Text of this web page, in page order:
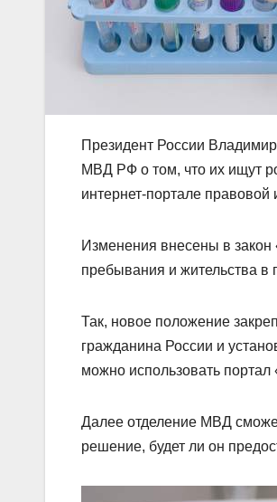
Президент России
МВД РФ о том, что их ищут
интернет-портале
Изменения внесены в
пребывания и жительства в
Так, новое положение
гражданина России и
можно использовать
Далее отделение МВД
решение, будет ли он